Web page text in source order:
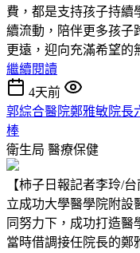
費，都是支持孩子持續
續流動，陪伴更多孩子
更遠，迎向充滿希望的
繼續閱讀
4天前
郭綜合醫院鄭雅敏院長
棒
衛生局 醫療保健
【柿子日報記者李玲/
立成功大學醫學院附設
同努力下，成功打造醫
當時借調接任院長的鄭